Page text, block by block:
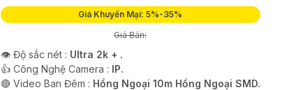
Giá Khuyến Mại: 5%-35%
Giá Bán:
👁 Độ sắc nét : Ultra 2k + .
👍 Công Nghệ Camera : IP.
🔴 Video Ban Đêm : Hồng Ngoại 10m Hồng Ngoại SMD.